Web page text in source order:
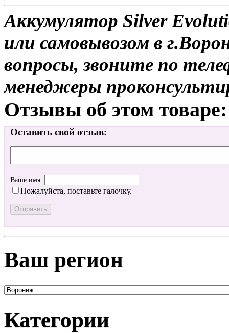
Аккумулятор Silver
или самовывозом в
вопросы, звоните по
менеджеры
Отзывы об этом товаре:
Оставить свой отзыв:
Ваше имя:
Пожалуйста, поставьте галочку.
Ваш регион
Категории